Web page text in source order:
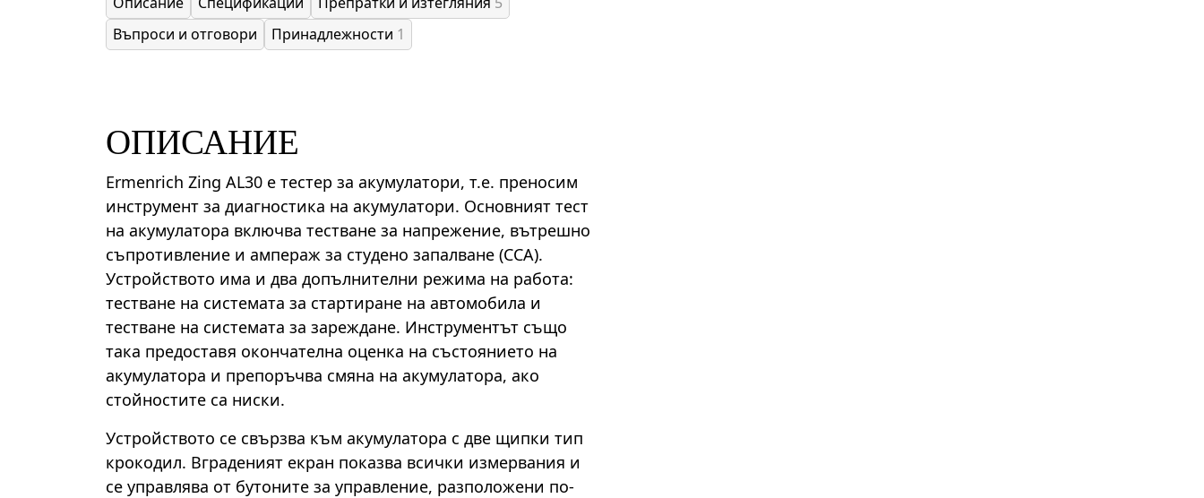
Въпроси и отговори
Принадлежности 1
ОПИСАНИЕ
Ermenrich Zing AL30 е тестер за акумулатори, т.е. преносим
инструмент за диагностика на акумулатори. Основният тест
на акумулатора включва тестване за напрежение, вътрешно
съпротивление и ампераж за студено запалване (CCA).
Устройството има и два допълнителни режима на работа:
тестване на системата за стартиране на автомобила и
тестване на системата за зареждане. Инструментът също
така предоставя окончателна оценка на състоянието на
акумулатора и препоръчва смяна на акумулатора, ако
стойностите са ниски.
Устройството се свързва към акумулатора с две щипки тип
крокодил. Вграденият екран показва всички измервания и
се управлява от бутоните за управление, разположени по-